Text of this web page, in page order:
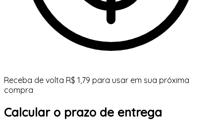
Receba de volta R$ 1,79 para usar em sua próxima
compra
Calcular o prazo de entrega